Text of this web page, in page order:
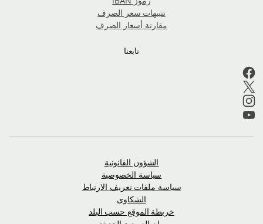
تنبيهات سعر الصرف
مقارنة أسعار الصرف
تابعنا
الشؤون القانونية
سياسة الخصوصية
سياسة ملفات تعريف الارتباط
الشكاوى
خريطة الموقع حسب البلد